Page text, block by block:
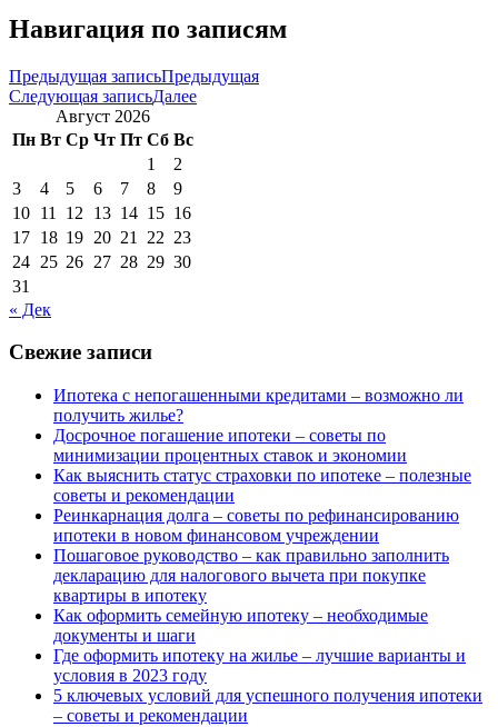
Навигация по записям
Предыдущая записьПредыдущая
Следующая записьДалее
Август 2026
Пн Вт Ср Чт Пт Сб Вс
1
2
3
4 5 6 7 8
9
10 11 12 13 14 15 16
17 18 19 20 21 22 23
24 25 26 27 28 29 30
31
« Дек
Свежие записи
Ипотека с непогашенными кредитами – возможно ли
получить жилье?
Досрочное погашение ипотеки – советы по
минимизации процентных ставок и экономии
Как выяснить статус страховки по ипотеке – полезные
советы и рекомендации
Реинкарнация долга – советы по рефинансированию
ипотеки в новом финансовом учреждении
Пошаговое руководство – как правильно заполнить
декларацию для налогового вычета при покупке
квартиры в ипотеку
Как оформить семейную ипотеку – необходимые
документы и шаги
Где оформить ипотеку на жилье – лучшие варианты и
условия в 2023 году
5 ключевых условий для успешного получения ипотеки
– советы и рекомендации